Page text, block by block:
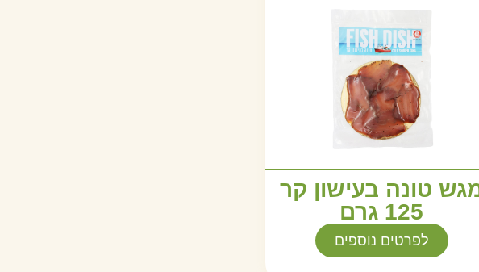
טונה בעישון קר
125 גרם
לפרטים נוספים